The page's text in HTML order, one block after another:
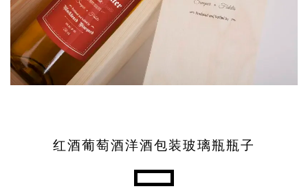
红酒葡萄酒洋酒包装玻璃瓶瓶子